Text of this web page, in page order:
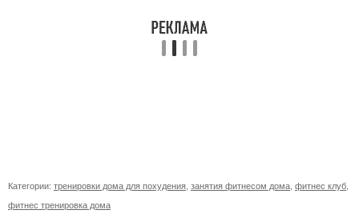
Категории: тренировки дома для похудения занятия фитнесом дома фитнес клуб
фитнес тренировка дома